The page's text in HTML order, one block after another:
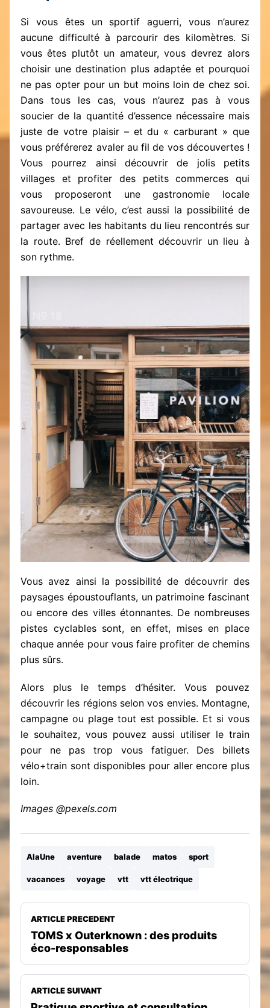
Si vous êtes un sportif aguerri, vous n’aurez
aucune difficulté à parcourir des kilomètres. Si
vous êtes plutôt un amateur, vous devrez alors
choisir une destination plus adaptée et pourquoi
ne pas opter pour un but moins loin de chez soi.
Dans tous les cas, vous n’aurez pas à vous
soucier de la quantité d’essence nécessaire mais
juste de votre plaisir – et du « carburant » que
vous préférerez avaler au fil de vos découvertes !
Vous pourrez ainsi découvrir de jolis petits
villages et profiter des petits commerces qui
vous proposeront une gastronomie locale
savoureuse. Le vélo, c’est aussi la possibilité de
partager avec les habitants du lieu rencontrés sur
la route. Bref de réellement découvrir un lieu à
son rythme.
Vous avez ainsi la possibilité de découvrir des
paysages époustouflants, un patrimoine fascinant
ou encore des villes étonnantes. De nombreuses
pistes cyclables sont, en effet, mises en place
chaque année pour vous faire profiter de chemins
plus sûrs.
Alors plus le temps d’hésiter. Vous pouvez
découvrir les régions selon vos envies. Montagne,
campagne ou plage tout est possible. Et si vous
le souhaitez, vous pouvez aussi utiliser le train
pour ne pas trop vous fatiguer. Des billets
vélo+train sont disponibles pour aller encore plus
loin.
Images @pexels.com
AlaUne aventure balade matos sport
vacances voyage vtt vtt électrique
ARTICLE PRECEDENT
TOMS x Outerknown : des produits
éco-responsables
ARTICLE SUIVANT